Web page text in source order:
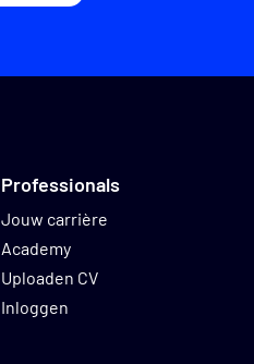
Professionals
Jouw carrière
Academy
Uploaden CV
Inloggen